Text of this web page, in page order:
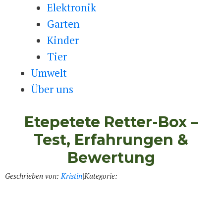
Elektronik
Garten
Kinder
Tier
Umwelt
Über uns
Etepetete Retter-Box –
Test, Erfahrungen &
Bewertung
Geschrieben von: Kristin|Kategorie: